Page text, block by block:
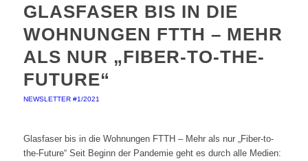
GLASFASER BIS IN DIE
WOHNUNGEN FTTH – MEHR
ALS NUR „FIBER-TO-THE-
FUTURE“
NEWSLETTER #1/2021
Glasfaser bis in die Wohnungen FTTH – Mehr als nur „Fiber-to-
the-Future“ Seit Beginn der Pandemie geht es durch alle Medien: